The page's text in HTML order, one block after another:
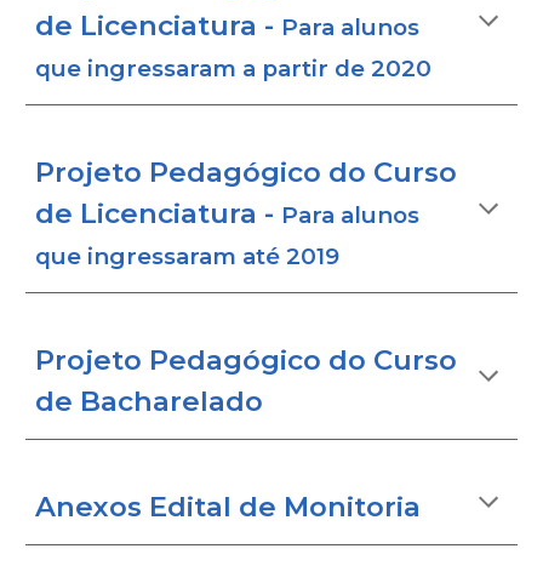
de Licenciatura - Para alunos
que ingressaram a partir de 2020
Projeto Pedagógico do Curso
de Licenciatura - Para alunos
que ingressaram até 2019
Projeto Pedagógico do Curso
de Bacharelado
Anexos Edital de Monitoria